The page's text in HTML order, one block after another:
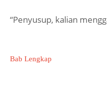
“Penyusup, kalian
Bab Lengkap